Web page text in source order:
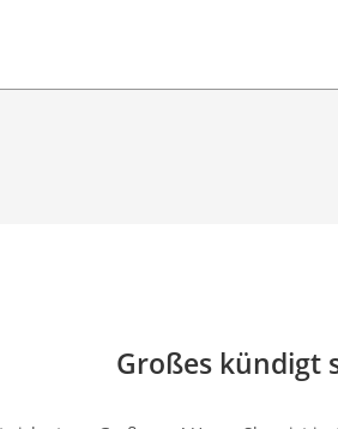
Großes kündigt